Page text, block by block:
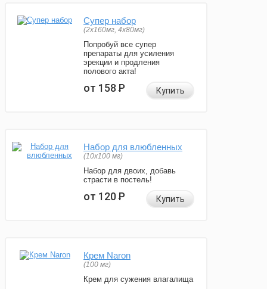
Супер набор
(2х160мг, 4х80мг)
Попробуй все супер
препараты для усиления
эрекции и продления
полового акта!
от 158Р Купить
Набор для влюбленных
(10х100 мг)
Набор для двоих, добавь
страсти в постель!
от 120Р Купить
Крем Naron
(100 мг)
Крем для сужения влагалища